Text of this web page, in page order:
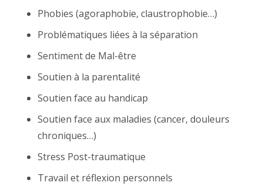
Phobies (agoraphobie, claustrophobie…)
Problématiques liées à la séparation
Sentiment de Mal-être
Soutien à la parentalité
Soutien face au handicap
Soutien face aux maladies (cancer, douleurs
chroniques…)
Stress Post-traumatique
Travail et réflexion personnels